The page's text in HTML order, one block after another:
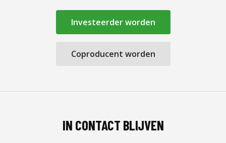
Investeerder worden
Coproducent worden
IN CONTACT BLIJVEN